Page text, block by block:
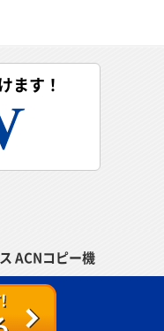
ます！
ACNコピー機